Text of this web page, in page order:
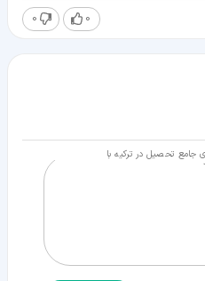
0
0
جامع تحصیل در ترکیه با